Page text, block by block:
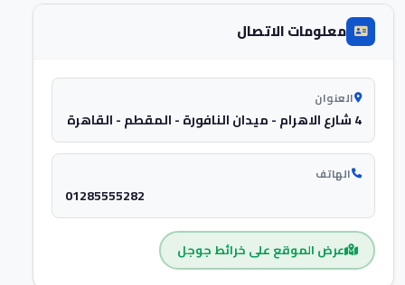
معلومات الاتصال
العنوان
4 شارع الاهرام - ميدان النافورة - المقطم - القاهرة
الهاتف
01285555282
عرض الموقع على خرائط جوجل